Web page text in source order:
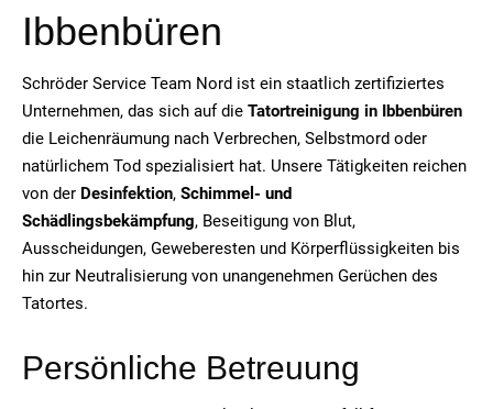
Ibbenbüren
Schröder Service Team Nord ist ein staatlich zertifiziertes
Unternehmen, das sich auf die Tatortreinigung in Ibbenbüren
die Leichenräumung nach Verbrechen, Selbstmord oder
natürlichem Tod spezialisiert hat. Unsere Tätigkeiten reichen
von der Desinfektion, Schimmel- und
Schädlingsbekämpfung, Beseitigung von Blut,
Ausscheidungen, Geweberesten und Körperflüssigkeiten bis
hin zur Neutralisierung von unangenehmen Gerüchen des
Tatortes.
Persönliche Betreuung